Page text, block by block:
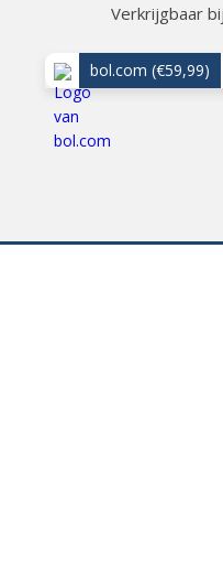
Verkrijgbaar
bol.com (€59,99)